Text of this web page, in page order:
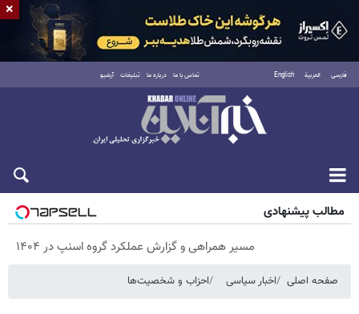
فارسی العربية English تماس با ما درباره ما تبلیغات آرشیو
پنجشنبه ۱۵ مرداد ۱۴۰۵
مطالب پیشنهادی
مسیر همراهی و گزارش عملکرد گروه اسنپ در ۱۴۰۴
صفحه اصلی اخبار سیاسی احزاب و شخصیت‌ها
×